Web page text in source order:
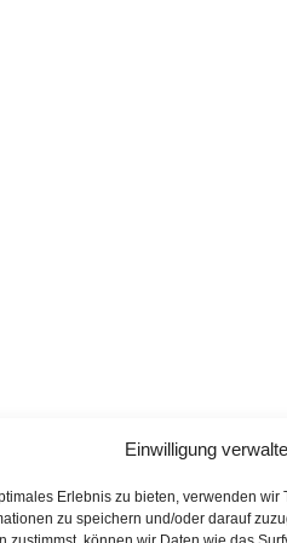
Einwilligung
Erlebnis zu bieten, verwenden wir
zu speichern und/oder darauf